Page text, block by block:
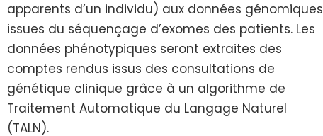
apparents d’un individu) aux données génomiques
issues du séquençage d’exomes des patients. Les
données phénotypiques seront extraites des
comptes rendus issus des consultations de
génétique clinique grâce à un algorithme de
Traitement Automatique du Langage Naturel
(TALN).